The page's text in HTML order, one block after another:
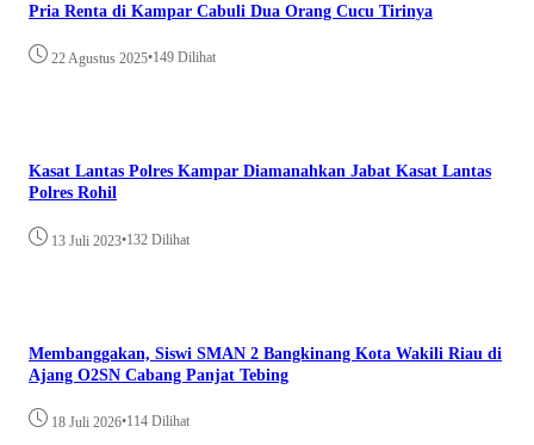
Pria Renta di Kampar Cabuli Dua Orang Cucu Tirinya
22 Agustus 2025•149 Dilihat
Kasat Lantas Polres Kampar Diamanahkan Jabat Kasat Lantas
Polres Rohil
13 Juli 2023•132 Dilihat
Membanggakan, Siswi SMAN 2 Bangkinang Kota Wakili Riau di
Ajang O2SN Cabang Panjat Tebing
18 Juli 2026•114 Dilihat